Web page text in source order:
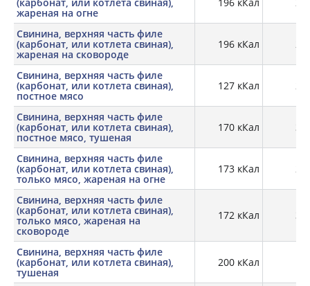
жареная на огне
Свинина, верхняя часть филе
(карбонат, или котлета свиная),
жареная на сковороде
196 кКал
Свинина, верхняя часть филе
(карбонат, или котлета свиная),
постное мясо
127 кКал
Свинина, верхняя часть филе
(карбонат, или котлета свиная),
постное мясо, тушеная
170 кКал
Свинина, верхняя часть филе
(карбонат, или котлета свиная),
только мясо, жареная на огне
173 кКал
Свинина, верхняя часть филе
(карбонат, или котлета свиная),
только мясо, жареная на
сковороде
172 кКал
Свинина, верхняя часть филе
(карбонат, или котлета свиная),
тушеная
200 кКал